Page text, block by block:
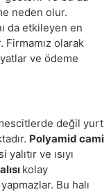
neden olur.
da etkileyen en
Firmamız olarak
ve ödeme
değil yurt
Polyamid cami
ve ısıyı
kolay
Bu halı